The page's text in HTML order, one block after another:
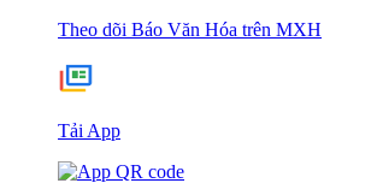
Theo dõi Báo Văn Hóa trên MXH
Tải App